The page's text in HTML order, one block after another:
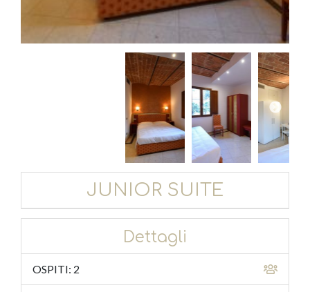
JUNIOR SUITE
Dettagli
OSPITI: 2